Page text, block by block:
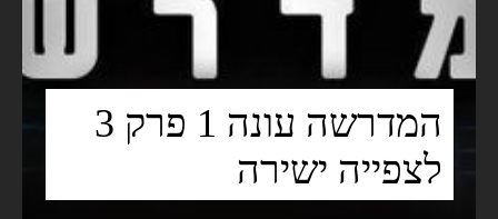
המדרשה עונה 1 פרק 3
לצפייה ישירה